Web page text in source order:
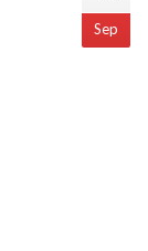
Sep